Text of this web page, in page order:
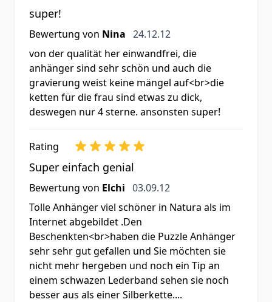
super!
Bewertung von Nina 24. Dezember 2012
24.12.12
von der qualität her einwandfrei, die
anhänger sind sehr schön und auch die
gravierung weist keine mängel auf<br>die
ketten für die frau sind etwas zu dick,
deswegen nur 4 sterne. ansonsten super!
Rating
Super einfach genial
Bewertung von Elchi 3. September 2012
03.09.12
Tolle Anhänger viel schöner in Natura als im
Internet abgebildet .Den
Beschenkten<br>haben die Puzzle Anhänger
sehr sehr gut gefallen und Sie möchten sie
nicht mehr hergeben und noch ein Tip an
einem schwazen Lederband sehen sie noch
besser aus als einer Silberkette....